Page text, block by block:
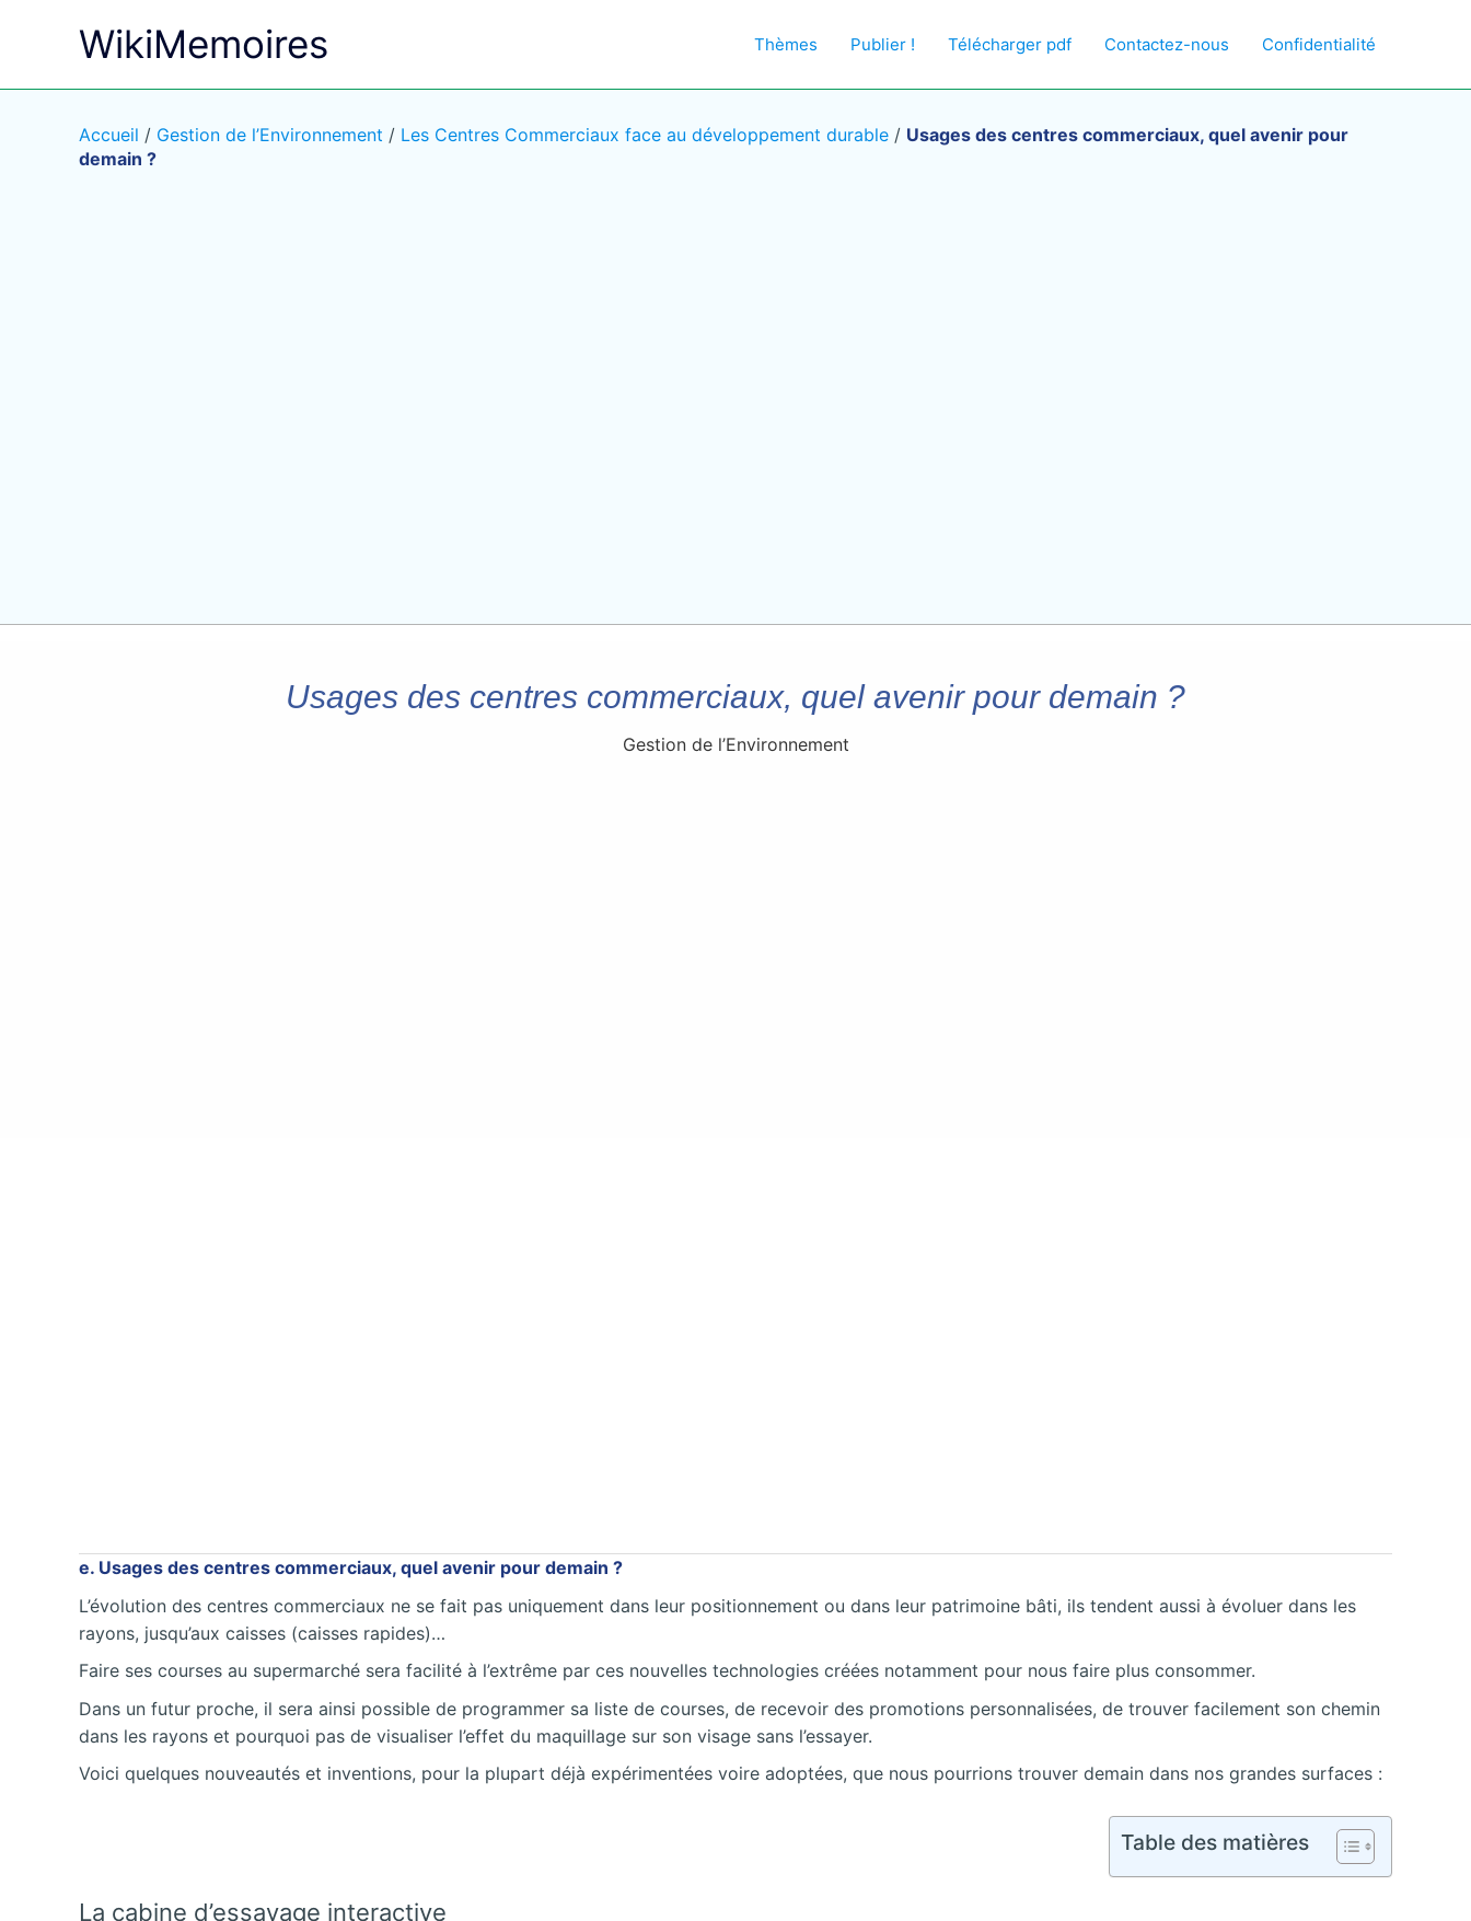
WikiMemoires Thèmes Publier ! Télécharger pdf Contactez-nous Confidentialité
Accueil / Gestion de l’Environnement / Les Centres Commerciaux face au développement durable / Usages des centres commerciaux, quel avenir pour
demain ?
Usages des centres commerciaux, quel avenir pour demain ?
Gestion de l’Environnement
e. Usages des centres commerciaux, quel avenir pour demain ?
L’évolution des centres commerciaux ne se fait pas uniquement dans leur positionnement ou dans leur patrimoine bâti, ils tendent aussi à évoluer dans les
rayons, jusqu’aux caisses (caisses rapides)…
Faire ses courses au supermarché sera facilité à l’extrême par ces nouvelles technologies créées notamment pour nous faire plus consommer.
Dans un futur proche, il sera ainsi possible de programmer sa liste de courses, de recevoir des promotions personnalisées, de trouver facilement son chemin
dans les rayons et pourquoi pas de visualiser l’effet du maquillage sur son visage sans l’essayer.
Voici quelques nouveautés et inventions, pour la plupart déjà expérimentées voire adoptées, que nous pourrions trouver demain dans nos grandes surfaces :
Table des matières
La cabine d’essayage interactive